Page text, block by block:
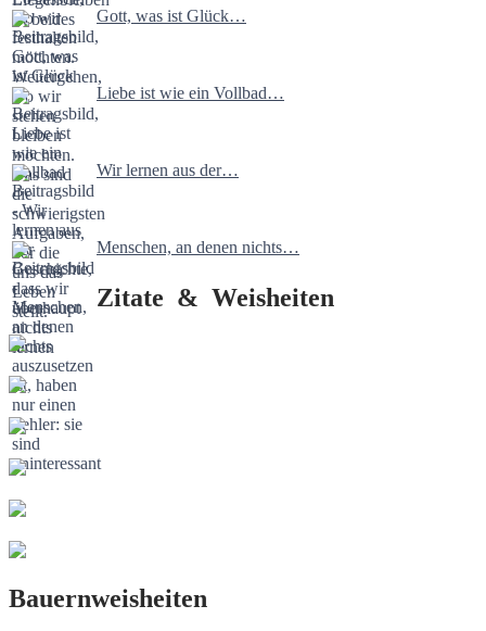
Gott, was ist Glück…
Liebe ist wie ein Vollbad…
Wir lernen aus der…
Menschen, an denen nichts…
Zitate & Weisheiten
Bauernweisheiten